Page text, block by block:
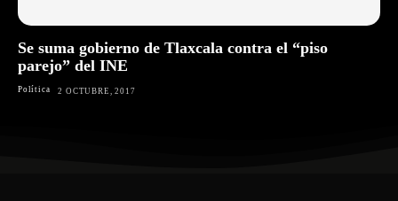
Se suma gobierno de Tlaxcala contra el “piso
parejo” del INE
Política 2 OCTUBRE, 2017